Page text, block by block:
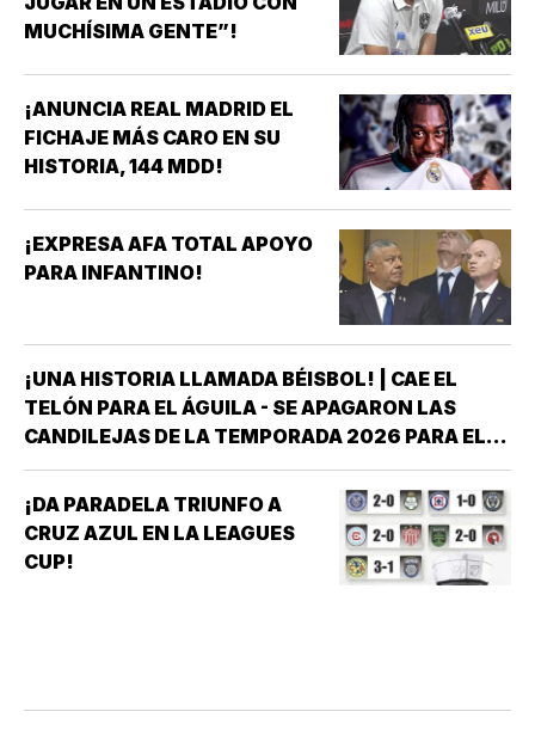
MUCHÍSIMA GENTE”!
¡ANUNCIA REAL MADRID EL
FICHAJE MÁS CARO EN SU
HISTORIA, 144 MDD!
¡EXPRESA AFA TOTAL APOYO
PARA INFANTINO!
¡UNA HISTORIA LLAMADA BÉISBOL! | CAE EL
TELÓN PARA EL ÁGUILA - SE APAGARON LAS
CANDILEJAS DE LA TEMPORADA 2026 PARA EL
ÁGUILA DE VERACRUZ *LA NOVENA JAROCHA
CERRÓ SU CALENDARIO CON UNA VICTORIA DE
10-6 SOBRE PERICOS DE PUEBLA, PERO EL
TRIUNFO YA NO…
¡DA PARADELA TRIUNFO A
CRUZ AZUL EN LA LEAGUES
CUP!